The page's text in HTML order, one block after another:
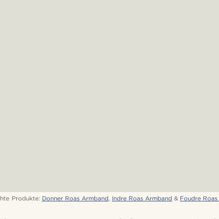
Produkte: Donner Roas Armband, Indre Roas Armband & Foudre